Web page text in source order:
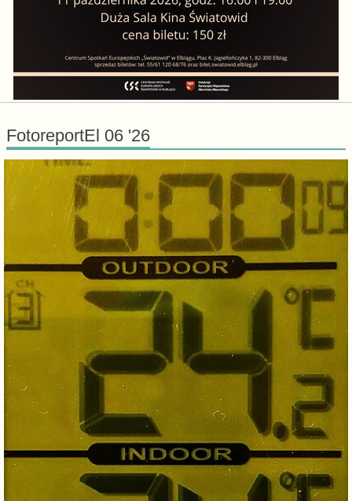
FotoreportEl 06 '26